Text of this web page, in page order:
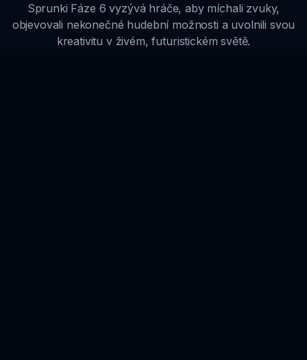
Sprunki Fáze 6 vyzývá hráče, aby míchali zvuky,
objevovali nekonečné hudební možnosti a uvolnili svou
kreativitu v živém, futuristickém světě.